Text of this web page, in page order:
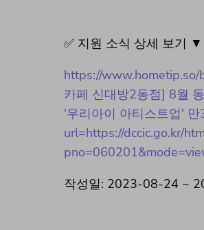
✅ 지원 소식 상세 보기 ▼
https://www.hometip.so/
카페 신대방2동점] 8월
'우리아이 아티스트업'
url=https://dccic.go.kr/
작성일: 2023-08-24 ~